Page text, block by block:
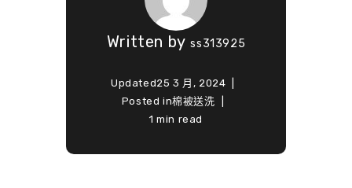
Written byss313925
Updated25 3 月, 2024
Posted in棉被送洗
1 min read